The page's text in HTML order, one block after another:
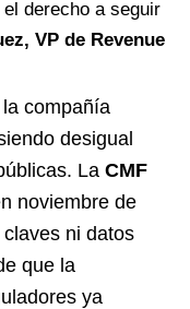
derecho a seguir
VP de Revenue
compañía
desigual
La CMF
noviembre de
ni datos
que la
ya